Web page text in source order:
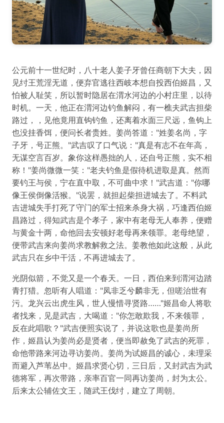
公元前十一世纪时，八十老人姜子牙曾任商朝下大夫，因
见纣王荒淫无道，便弃官逃往西岐本想自投西伯姬昌，又
怕被人耻笑，所以暂时隐居在渭水河边的小村庄里，以待
时机。一天，他正在渭河边钓鱼解闷，有一樵夫武吉担柴
路过，，见他竟用直钩钓鱼，还离着水面三尺远，鱼钩上
也没挂香饵，便问长者贵姓。姜尚答道："姓姜名尚，字
子牙，号正熊。"武吉叹了口气说："真是有志不在年高，
无谋空言百岁。象你这样愚拙的人，还自号正熊，实不相
称！"姜尚微微一笑："老夫钓鱼是假待机进取是真。然而
要钓王与侯，宁在直中取，不可曲中求！"武吉道："你哪
像王侯倒像活猴。"说罢，就担起柴担进城去了。不料武
吉进城失手打死了守门的军士招来杀身大祸，巧逢西伯姬
昌路过，得知武吉是个孝子，家中有老母无人奉养，便赠
与黄金十两，命他回去安顿好老母再来领罪。老母绝望，
便带武吉来向姜尚求教解救之法。姜教他如此这般，从此
武吉只在乡中干活，不再进城去了。
光阴似箭，不觉又是一个春天。一日，西伯来到渭河边踏
青打猎。忽听有人唱道："凤非乏兮麟非无，但嗟治世有
污。龙兴云出虎生风，世人慢惜寻贤路……"姬昌命人将歌
者找来，见是武吉，大喝道："你怎敢欺我，不来领罪，
反在此唱歌？"武吉便照实说了，并说这歌也是姜尚所
作，姬昌认为姜尚必是贤者，便当即赦免了武吉的死罪，
命他带路来河边寻访姜尚。姜尚为试姬昌的诚心，未理采
而避入芦苇丛中。姬昌求贤心切，三日后，又封武吉为武
德将军，再次带路，亲率百官一同再访姜尚，封为太公。
后来太公辅佐文王，随武王伐纣，建立了周朝。